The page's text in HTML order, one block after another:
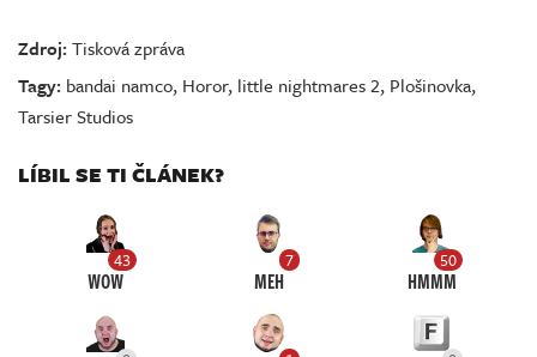
Zdroj:Tisková zpráva
Tagy: bandai namco, Horor, little nightmares 2, Plošinovka,
Tarsier Studios
LÍBIL SE TI ČLÁNEK?
43
WOW
7
MEH
50
HMMM